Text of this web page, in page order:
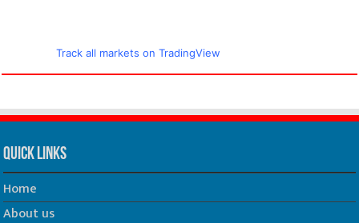
Track all markets on TradingView
Quick Links
Home
About us